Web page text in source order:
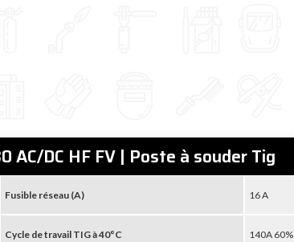
AC/DC HF FV | Poste à souder Tig
Fusible réseau (A) 16 A
Cycle de travail TIG à 40°C 140A